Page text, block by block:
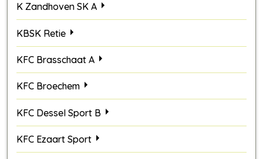
K Zandhoven SK A
KBSK Retie
KFC Brasschaat A
KFC Broechem
KFC Dessel Sport B
KFC Ezaart Sport